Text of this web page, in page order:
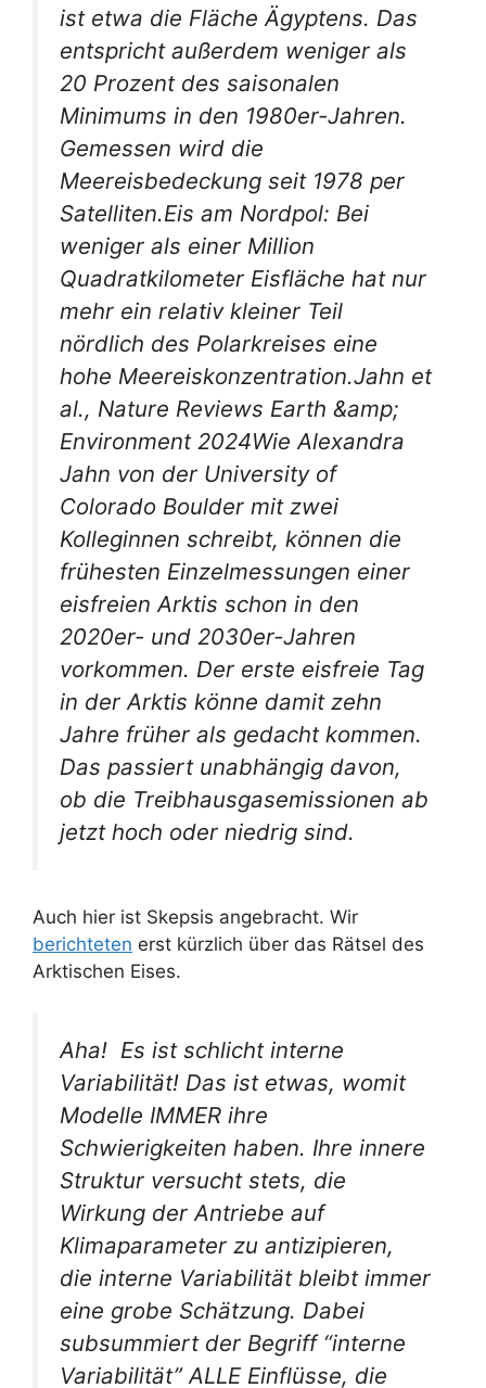
ist etwa die Fläche Ägyptens. Das
entspricht außerdem weniger als
20 Prozent des saisonalen
Minimums in den 1980er-Jahren.
Gemessen wird die
Meereisbedeckung seit 1978 per
Satelliten.Eis am Nordpol: Bei
weniger als einer Million
Quadratkilometer Eisfläche hat nur
mehr ein relativ kleiner Teil
nördlich des Polarkreises eine
hohe Meereiskonzentration.Jahn et
al., Nature Reviews Earth &amp;
Environment 2024Wie Alexandra
Jahn von der University of
Colorado Boulder mit zwei
Kolleginnen schreibt, können die
frühesten Einzelmessungen einer
eisfreien Arktis schon in den
2020er- und 2030er-Jahren
vorkommen. Der erste eisfreie Tag
in der Arktis könne damit zehn
Jahre früher als gedacht kommen.
Das passiert unabhängig davon,
ob die Treibhausgasemissionen ab
jetzt hoch oder niedrig sind.
Auch hier ist Skepsis angebracht. Wir
berichteten erst kürzlich über das Rätsel des
Arktischen Eises.
Aha! Es ist schlicht interne
Variabilität! Das ist etwas, womit
Modelle IMMER ihre
Schwierigkeiten haben. Ihre innere
Struktur versucht stets, die
Wirkung der Antriebe auf
Klimaparameter zu antizipieren,
die interne Variabilität bleibt immer
eine grobe Schätzung. Dabei
subsummiert der Begriff “interne
Variabilität” ALLE Einflüsse, die